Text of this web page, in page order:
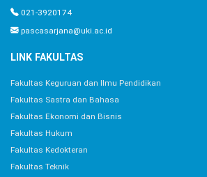
021-3920174
pascasarjana@uki.ac.id
LINK FAKULTAS
Fakultas Keguruan dan Ilmu Pendidikan
Fakultas Sastra dan Bahasa
Fakultas Ekonomi dan Bisnis
Fakultas Hukum
Fakultas Kedokteran
Fakultas Teknik